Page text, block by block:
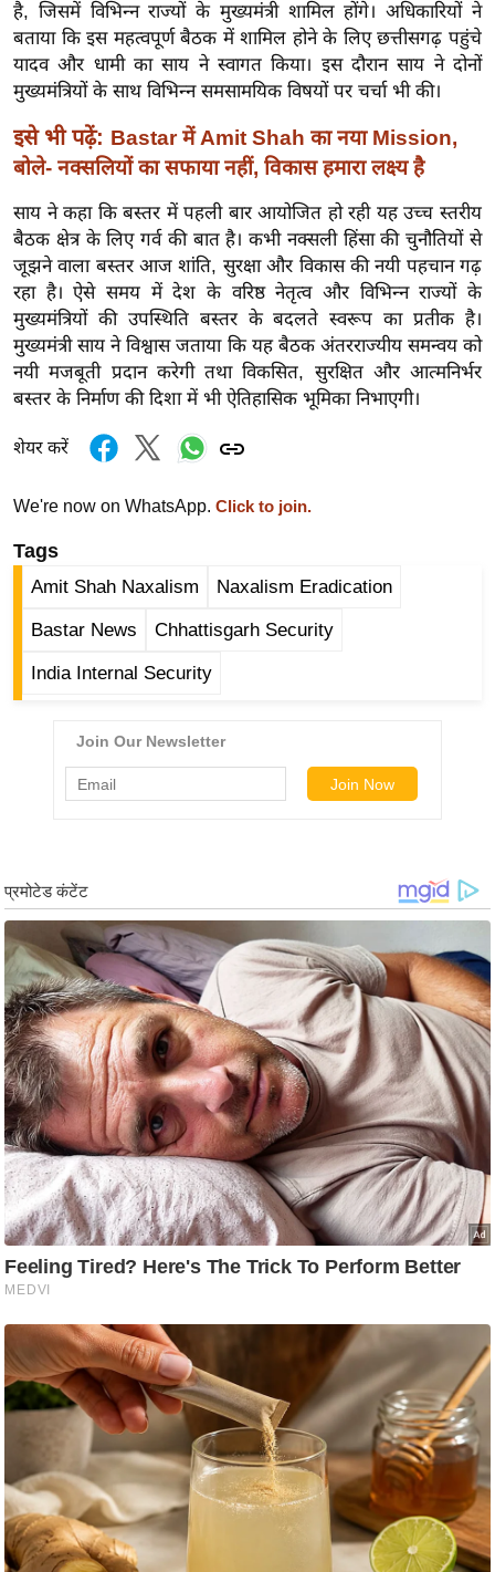
ऑ
टो
व
र्ल्ड
न्यू
ज
फ
म
नो
रं
ज
न
ज
त
बॉ
वु
ड
ली
वु
B
r
e
a
k
i
n
g
N
e
w
s
ला
इ
फ
स्टा
ल
टे
लॉ
जी
ब्यू
टी
है, जिसमें विभिन्न राज्यों के मुख्यमंत्री शामिल होंगे। अधिकारियों ने
बताया कि इस महत्वपूर्ण बैठक में शामिल होने के लिए छत्तीसगढ़ पहुंचे
यादव और धामी का साय ने स्वागत किया। इस दौरान साय ने दोनों
मुख्यमंत्रियों के साथ विभिन्न समसामयिक विषयों पर चर्चा भी की।
इसे भी पढ़ें: Bastar में Amit Shah का नया Mission,
बोले- नक्सलियों का सफाया नहीं, विकास हमारा लक्ष्य है
साय ने कहा कि बस्तर में पहली बार आयोजित हो रही यह उच्च स्तरीय
बैठक क्षेत्र के लिए गर्व की बात है। कभी नक्सली हिंसा की चुनौतियों से
जूझने वाला बस्तर आज शांति, सुरक्षा और विकास की नयी पहचान गढ़
रहा है। ऐसे समय में देश के वरिष्ठ नेतृत्व और विभिन्न राज्यों के
मुख्यमंत्रियों की उपस्थिति बस्तर के बदलते स्वरूप का प्रतीक है।
मुख्यमंत्री साय ने विश्वास जताया कि यह बैठक अंतरराज्यीय समन्वय को
नयी मजबूती प्रदान करेगी तथा विकसित, सुरक्षित और आत्मनिर्भर
बस्तर के निर्माण की दिशा में भी ऐतिहासिक भूमिका निभाएगी।
शेयर करें
We're now on WhatsApp. Click to join.
Tags
Amit Shah Naxalism Naxalism Eradication
Bastar News Chhattisgarh Security
India Internal Security